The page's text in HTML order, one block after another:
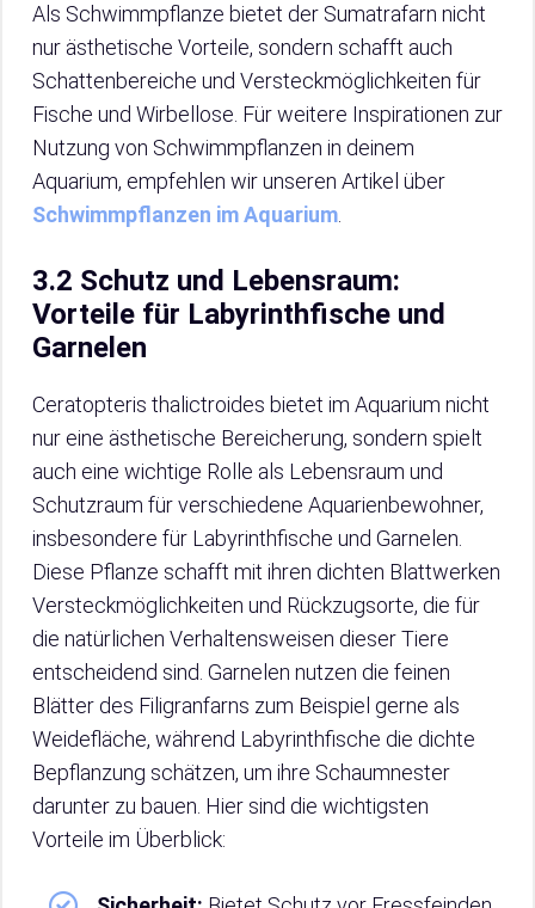
Als Schwimmpflanze bietet der Sumatrafarn nicht
nur ästhetische Vorteile, sondern schafft auch
Schattenbereiche und Versteckmöglichkeiten für
Fische und Wirbellose. Für weitere Inspirationen zur
Nutzung von Schwimmpflanzen in deinem
Aquarium, empfehlen wir unseren Artikel über
Schwimmpflanzen im Aquarium
3.2 Schutz und Lebensraum:
Vorteile für Labyrinthfische und
Garnelen
Ceratopteris thalictroides bietet im Aquarium nicht
nur eine ästhetische Bereicherung, sondern spielt
auch eine wichtige Rolle als Lebensraum und
Schutzraum für verschiedene Aquarienbewohner,
insbesondere für Labyrinthfische und Garnelen.
Diese Pflanze schafft mit ihren dichten Blattwerken
Versteckmöglichkeiten und Rückzugsorte, die für
die natürlichen Verhaltensweisen dieser Tiere
entscheidend sind. Garnelen nutzen die feinen
Blätter des Filigranfarns zum Beispiel gerne als
Weidefläche, während Labyrinthfische die dichte
Bepflanzung schätzen, um ihre Schaumnester
darunter zu bauen. Hier sind die wichtigsten
Vorteile im Überblick: